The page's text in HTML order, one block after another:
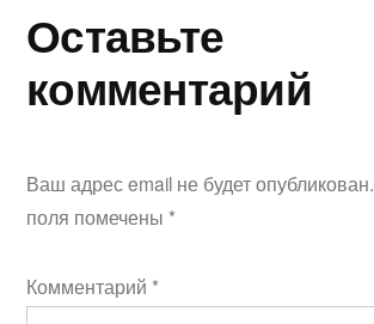
Оставьте
комментарий
Ваш адрес email не будет опубликован.
поля помечены *
Комментарий *